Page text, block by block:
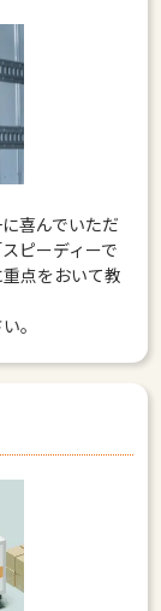
喜んでいただ
ピーディーで
点をおいて教
。